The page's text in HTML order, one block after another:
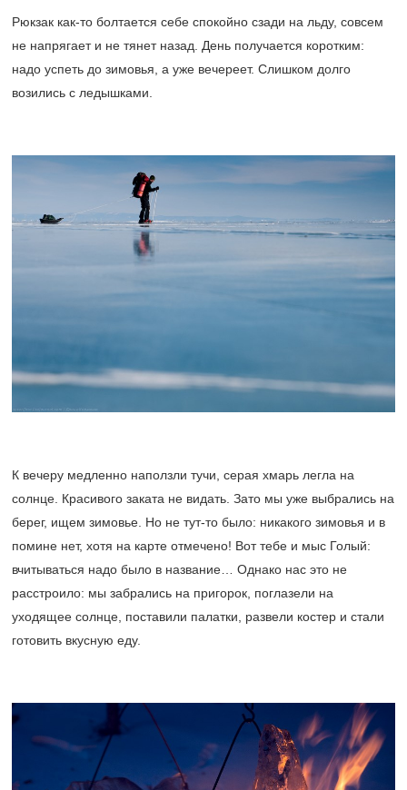
Рюкзак как-то болтается себе спокойно сзади на льду, совсем
не напрягает и не тянет назад. День получается коротким:
надо успеть до зимовья, а уже вечереет. Слишком долго
возились с ледышками.
К вечеру медленно наползли тучи, серая хмарь легла на
солнце. Красивого заката не видать. Зато мы уже выбрались на
берег, ищем зимовье. Но не тут-то было: никакого зимовья и в
помине нет, хотя на карте отмечено! Вот тебе и мыс Голый:
вчитываться надо было в название… Однако нас это не
расстроило: мы забрались на пригорок, поглазели на
уходящее солнце, поставили палатки, развели костер и стали
готовить вкусную еду.